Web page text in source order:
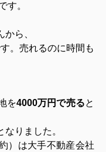
す。
ら、
。売れるのに時間も
を4000万円で売ると
りました。
）は大手不動産会社